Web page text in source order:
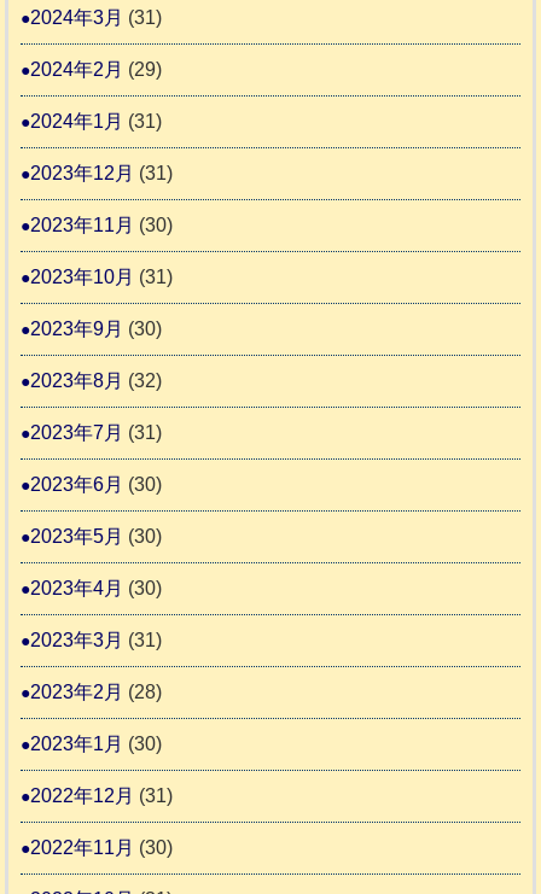
2024年3月 (31)
2024年2月 (29)
2024年1月 (31)
2023年12月 (31)
2023年11月 (30)
2023年10月 (31)
2023年9月 (30)
2023年8月 (32)
2023年7月 (31)
2023年6月 (30)
2023年5月 (30)
2023年4月 (30)
2023年3月 (31)
2023年2月 (28)
2023年1月 (30)
2022年12月 (31)
2022年11月 (30)